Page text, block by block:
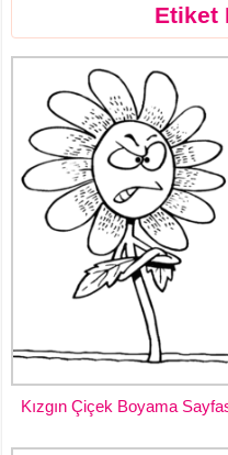
Etiket
Kızgın Çiçek Boyama